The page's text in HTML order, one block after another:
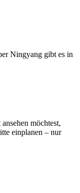
Ningyang gibt es in
möchtest,
einplanen – nur